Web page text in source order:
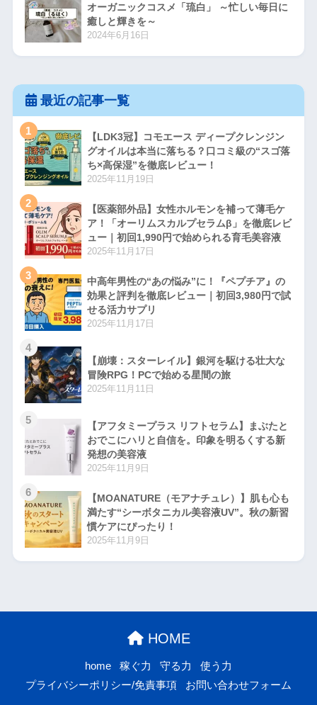
オーガニックコスメ「琉白」 ～忙しい毎日に
癒しと輝きを～
2024年6月16日
最近の記事一覧
1
【LDK3冠】コモエース ディープクレンジン
グオイルは本当に落ちる？口コミ級の“スゴ落
ち×高保湿”を徹底レビュー！
2025年11月19日
2
【医薬部外品】女性ホルモンを補って薄毛ケ
ア！「オーリムスカルプセラムβ」を徹底レビ
ュー｜初回1,990円で始められる育毛美容液
2025年11月17日
3
中高年男性の“あの悩み”に！『ペプチア』の
効果と評判を徹底レビュー｜初回3,980円で試
せる活力サプリ
2025年11月17日
4
【崩壊：スターレイル】銀河を駆ける壮大な
冒険RPG！PCで始める星間の旅
2025年11月11日
5
【アフタミープラス リフトセラム】まぶたと
おでこにハリと自信を。印象を明るくする新
発想の美容液
2025年11月9日
6
【MOANATURE（モアナチュレ）】肌も心も
満たす“シーボタニカル美容液UV”。秋の新習
慣ケアにぴったり！
2025年11月9日
HOME
home 稼ぐ力 守る力
使う力
プライバシーポリシー/免責事項
お問い合わせフォーム